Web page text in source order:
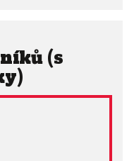
(s